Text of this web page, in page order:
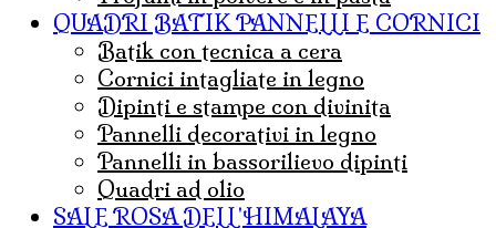
QUADRI BATIK PANNELLI E CORNICI
Batik con tecnica a cera
cornici intagliate in legno
dipinti e stampe con divinita
pannelli decorativi in legno
pannelli in bassorilievo dipinti
quadri ad olio
SALE ROSA DELL'HIMALAYA